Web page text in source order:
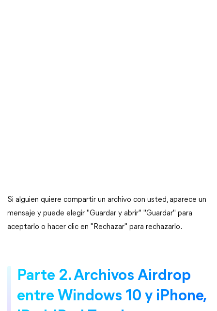
Si alguien quiere compartir un archivo con usted, aparece un
mensaje y puede elegir "Guardar y abrir" "Guardar" para
aceptarlo o hacer clic en "Rechazar" para rechazarlo.
Parte 2. Archivos Airdrop
entre Windows 10 y iPhone,